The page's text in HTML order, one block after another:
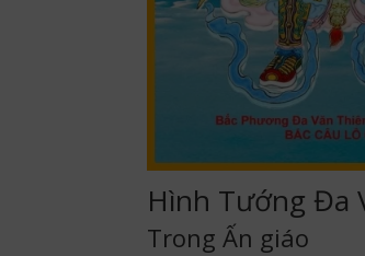
Hình Tướng Đa
Trong Ấn giáo